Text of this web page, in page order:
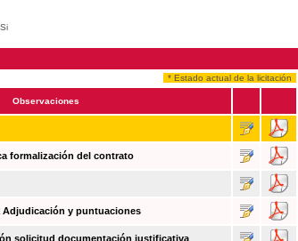
* Estado actual de la licitación
Observaciones
formalización del contrato
Adjudicación y puntuaciones
solicitud documentación justificativa